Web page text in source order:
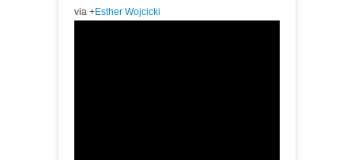
via +Esther Wojcicki